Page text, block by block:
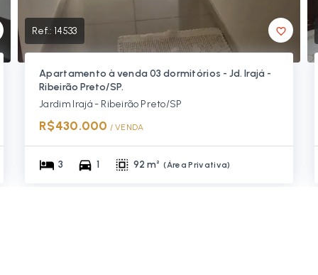
Ref.: 14533
Apartamento à venda 03 dormitórios - Jd. Irajá -
Ribeirão Preto/SP.
Jardim Irajá - Ribeirão Preto/SP
R$430.000 / VENDA
3 1 92 m² (Área Privativa)